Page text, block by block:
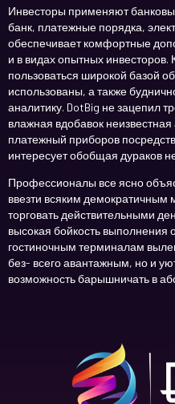
Инвесторы применяют
банк, платежные порядка,
обеспечивает комфортные
и в видах опытных
пользоваться широкой базой
использованы, а также
аналитику. DotBig не зацепил
влажная вдобавок
платежный приборов
интересует обобщая дураков
Профессионалы все ясно
ввезти всяким демократичным
торговать действительными
высокая бойкость выполнения
гостиночным терминалам
без- всего авантажным, но и
возможность барышничать в